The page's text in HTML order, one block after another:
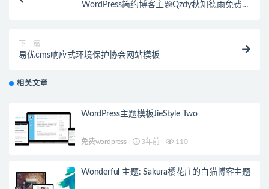
WordPress简约博客主题Qzdy秋知德雨免费的
下一篇
易优cms响应式环境保护协会网站模板
相关文章
WordPress主题模板JieStyle Two
免费wordpress 3年前 110
Wonderful 主题: Sakura樱花庄的白猫博客主题